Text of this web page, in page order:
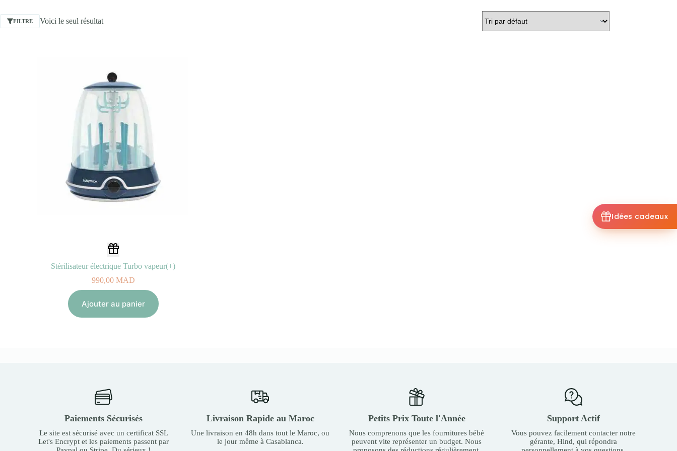
FILTRE Voici le seul résultat
Stérilisateur électrique Turbo vapeur(+)
990,00MAD
Ajouter au panier
Paiements Sécurisés
Le site est sécurisé avec un certificat SSL
Let's Encrypt et les paiements passent par
Livraison Rapide au Maroc
Une livraison en 48h dans tout le Maroc, ou
le jour même à Casablanca.
Petits Prix Toute l'Année
Nous comprenons que les fournitures bébé
peuvent vite représenter un budget. Nous
Support Actif
Vous pouvez facilement contacter notre
gérante, Hind, qui répondra
Idées cadeaux